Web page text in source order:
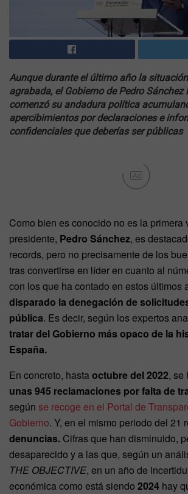
Aunque durante el último año la
agrabada, el Gobierno de Pedro Sánchez
comenzó su andadura política
apercibimientos por declaraciones e
confidenciales que deberías ser públicas
Ad
Como bien es conocido no es la primera
presidente, Pedro Sánchez, es
records, pero no precisamente de los
tras convertirse en líder en cuanto al
con los que ha contado en estos últimos
disparado la denegación de
pública. Es decir, según los expertos
tratar del Gobierno más opaco de la
España.
En concreto, hastaoctubre del 2022, se
unas 945 reclamaciones por falta de
según se recoge en el Portal de
Gobierno. Y, en el mismo periodo del 21
denuncias. Cifras que han disminuido,
desaparecido y a las que, según un
THE OBJECTIVE, en un año de
económica como está siendo 2024 hay